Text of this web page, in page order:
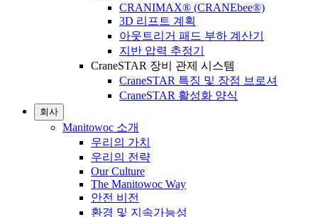
CRANIMAX® (CRANEbee®)
3D 리프트 계획
아웃트리거 패드 부하 계산기
지반 압력 추정기
CraneSTAR 장비 관제 시스템
CraneSTAR 특징 및 장점 브로셔
CraneSTAR 활성화 양식
회사
Manitowoc 소개
우리의 가치
우리의 전략
Our Culture
The Manitowoc Way
안전 비전
환경 및 지속가능성